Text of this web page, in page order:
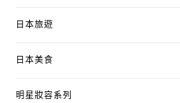
日本旅遊
日本美食
明星妝容系列